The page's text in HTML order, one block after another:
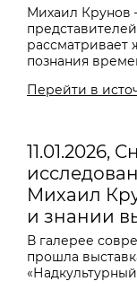
Михаил Крунов
рассматривает
познания
Перейти в
11.01.2026,
Михаил
и знании
В галерее
прошла